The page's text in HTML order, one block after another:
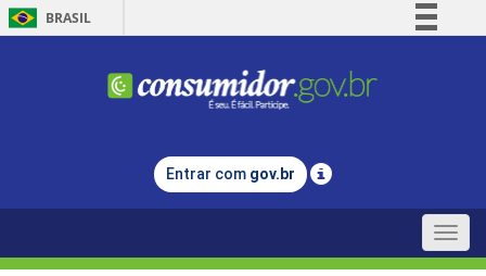
BRASIL
Comunica BR
Legislação
Entrar com gov.br
Toggle